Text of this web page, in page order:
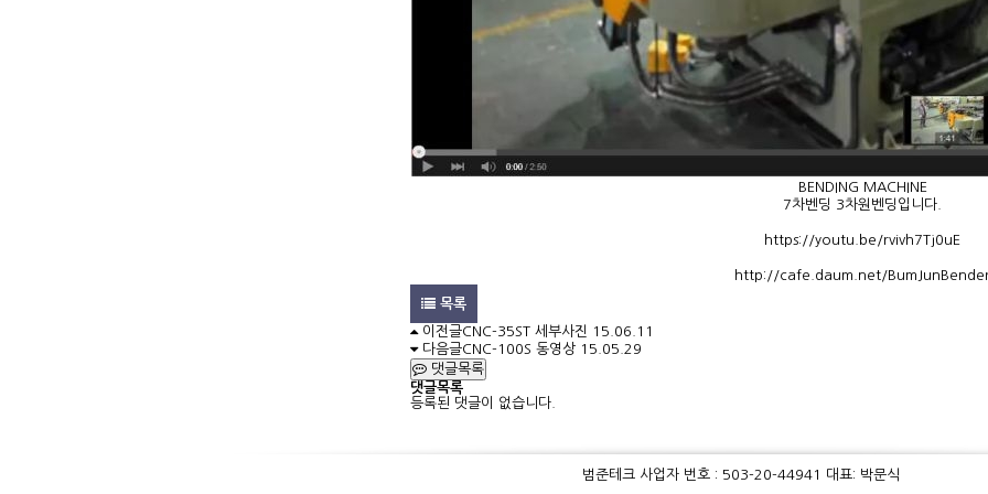
BENDING MACHINE
7차벤딩 3차원벤딩입니다.
https://youtu.be/rvivh7Tj0uE
http://cafe.daum.net/
목록
이전글CNC-35ST 세부사진
15.06.11
다음글CNC-100S 동영상 15.05.29
댓글목록
댓글목록
등록된 댓글이 없습니다.
범준테크 사업자 번호 : 503-20-44941 대표: 박문식